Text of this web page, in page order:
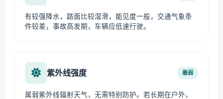
有较强降水，路面比较湿滑，能见度一般，交通气象条
件较差，事故高发期，车辆应低速行驶。
紫外线强度 最弱
属弱紫外线辐射天气，无需特别防护。若长期在户外，